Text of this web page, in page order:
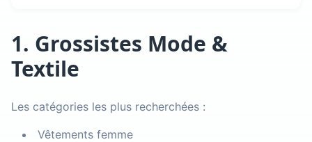
1. Grossistes Mode &
Textile
Les catégories les plus recherchées :
Vêtements femme